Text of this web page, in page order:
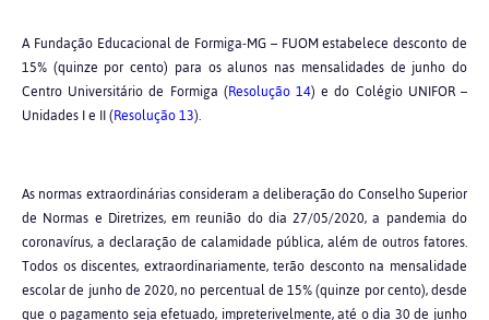
A Fundação Educacional de Formiga-MG – FUOM estabelece desconto de
15% (quinze por cento) para os alunos nas mensalidades de junho do
Centro Universitário de Formiga (Resolução 14) e do Colégio UNIFOR –
Unidades I e II (Resolução 13).
As normas extraordinárias consideram a deliberação do Conselho Superior
de Normas e Diretrizes, em reunião do dia 27/05/2020, a pandemia do
coronavírus, a declaração de calamidade pública, além de outros fatores.
Todos os discentes, extraordinariamente, terão desconto na mensalidade
escolar de junho de 2020, no percentual de 15% (quinze por cento), desde
que o pagamento seja efetuado, impreterivelmente, até o dia 30 de junho